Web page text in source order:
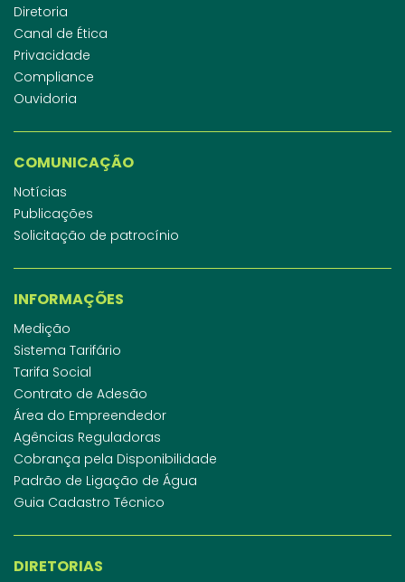
Diretoria
Canal de Ética
Privacidade
Compliance
Ouvidoria
COMUNICAÇÃO
Notícias
Publicações
Solicitação de patrocínio
INFORMAÇÕES
Medição
Sistema Tarifário
Tarifa Social
Contrato de Adesão
Área do Empreendedor
Agências Reguladoras
Cobrança pela Disponibilidade
Padrão de Ligação de Água
Guia Cadastro Técnico
DIRETORIAS